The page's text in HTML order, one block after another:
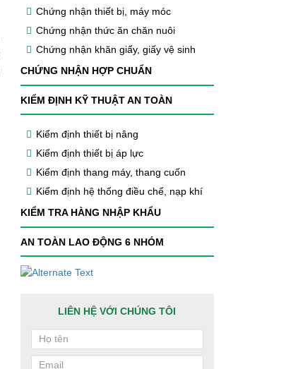
Chứng nhận thiết bị, máy móc
Chứng nhận thức ăn chăn nuôi
Chứng nhận khăn giấy, giấy vệ sinh
CHỨNG NHẬN HỢP CHUẨN
KIỂM ĐỊNH KỸ THUẬT AN TOÀN
Kiểm định thiết bị nâng
Kiểm định thiết bị áp lực
Kiểm định thang máy, thang cuốn
Kiểm định hệ thống điều chế, nạp khí
KIỂM TRA HÀNG NHẬP KHẨU
AN TOÀN LAO ĐỘNG 6 NHÓM
LIÊN HỆ VỚI CHÚNG TÔI